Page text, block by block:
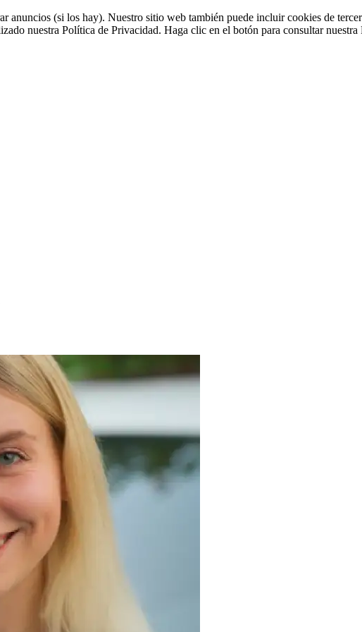
anuncios (si los hay). Nuestro sitio web también puede incluir cookies de
nuestra Política de Privacidad. Haga clic en el botón para consultar